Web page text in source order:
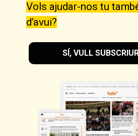
Vols ajudar-nos tu
d’avui?
SÍ, VULL